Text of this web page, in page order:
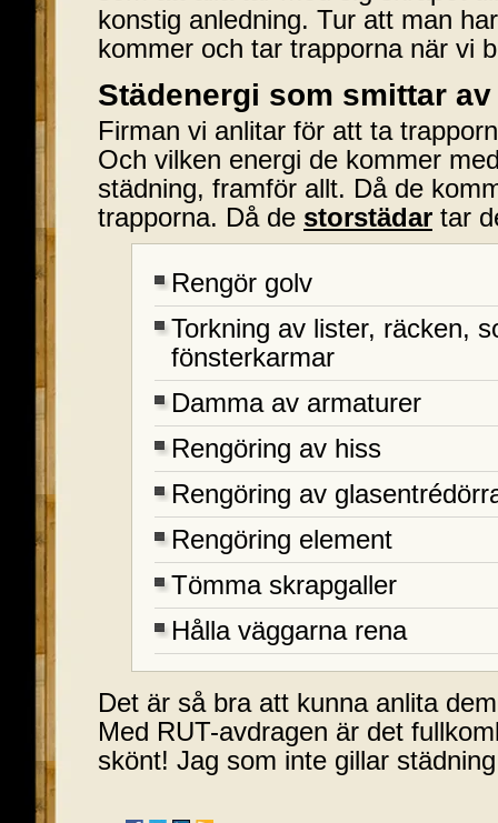
konstig anledning. Tur att man
kommer och tar trapporna när vi
Städenergi som smittar
Firman vi anlitar för att ta
Och vilken energi de kommer
städning, framför allt. Då de
trapporna. Då de storstädar tar
Rengör golv
Torkning av lister, räcken,
fönsterkarmar
Damma av armaturer
Rengöring av hiss
Rengöring av
Rengöring element
Tömma skrapgaller
Hålla väggarna rena
Det är så bra att kunna anlita
Med RUT-avdragen är det
skönt! Jag som inte gillar